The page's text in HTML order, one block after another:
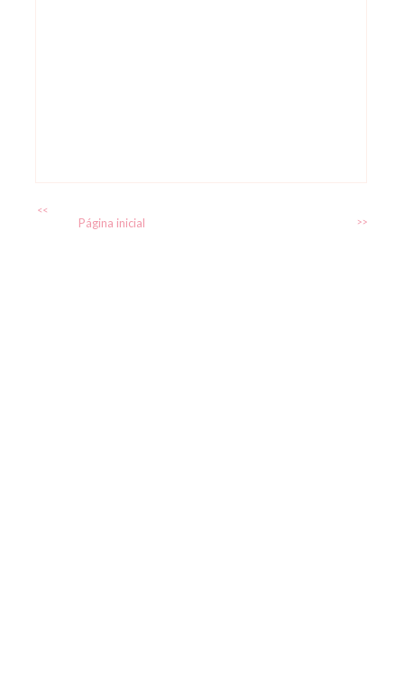
<<
>>
Página inicial